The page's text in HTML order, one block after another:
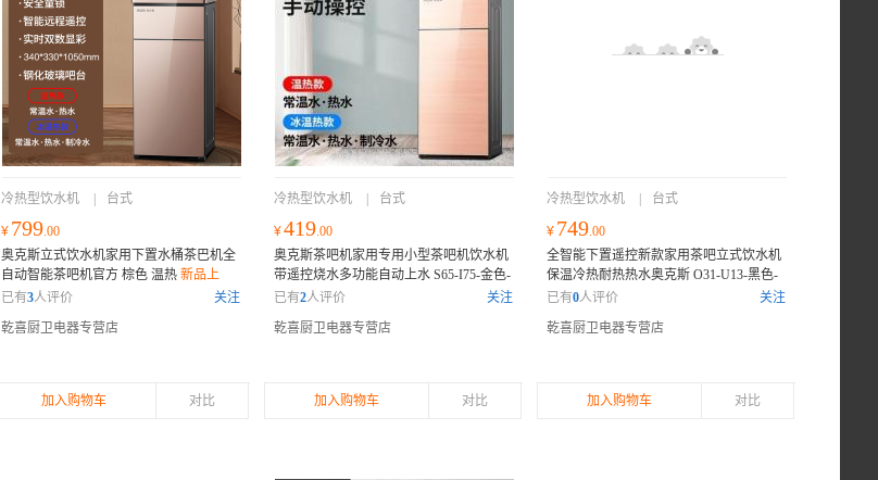
冷热型饮水机 台式
¥ 799.00
奥克斯立式饮水机家用下置水桶茶巴机全
自动智能茶吧机官方 棕色 温热 新品上
架，优惠券既领既用，质量保证，售后无
已有3人评价
关注
乾喜厨卫电器专营店
加入购物车 对比
冷热型饮水机 台式
¥419.00
奥克斯茶吧机家用专用小型茶吧机饮水机
带遥控烧水多功能自动上水 S65-I75-金色-
旋转龙头 温热
新品上架，优惠券既领既
已有2人评价
关注
乾喜厨卫电器专营店
加入购物车 对比
冷热型饮水机 台式
¥ 749.00
全智能下置遥控新款家用茶吧立式饮水机
保温冷热耐热热水奥克斯 O31-U13-黑色-
双出水口显屏遥控 免安装折 温热
新品上
忧
已有0人评价
关注
乾喜厨卫电器专营店
加入购物车 对比